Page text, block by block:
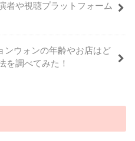
者や視聴プラットフォーム
ンウォンの年齢やお店はど
を調べてみた！